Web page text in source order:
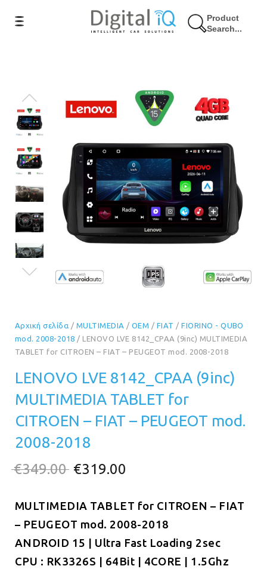
Product
Search...
9% Έκπτωση
Αρχική σελίδα / MULTIMEDIA / OEM / FIAT /FIORINO - QUBO
mod. 2008-2018 / LENOVO LVE 8142_CPAA (9inc) MULTIMEDIA
TABLET for CITROEN – FIAT – PEUGEOT mod. 2008-2018
LENOVO LVE 8142_CPAA (9inc)
MULTIMEDIA TABLET for
CITROEN – FIAT – PEUGEOT mod.
2008-2018
€349.00 Original
was:
€349.00.
€319.00
τιμή
είναι:
€319.00.
MULTIMEDIA TABLET for CITROEN – FIAT
– PEUGEOT mod. 2008-2018
ANDROID 15 | Ultra Fast Loading 2sec
CPU : RK3326S | 64Bit | 4CORE | 1.5Ghz